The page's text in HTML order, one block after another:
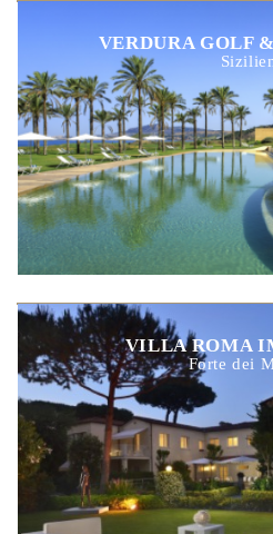
VERDURA GOLF
VILLA ROMA
Forte dei